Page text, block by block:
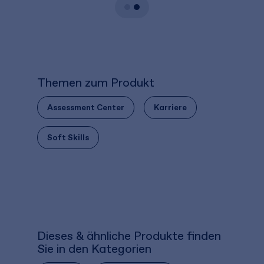
Themen zum Produkt
Assessment Center Karriere
Soft Skills
Dieses & ähnliche Produkte finden
Sie in den Kategorien